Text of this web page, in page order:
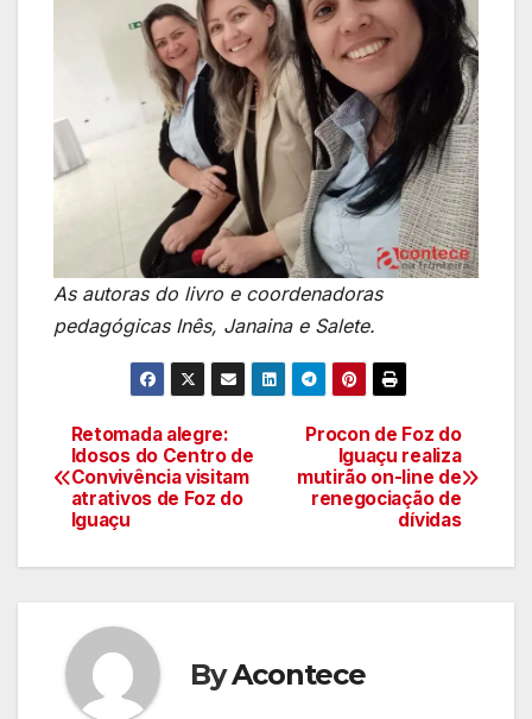
As autoras do livro e coordenadoras
pedagógicas Inês, Janaina e Salete.
Navegação
de
artigos
Procon de Foz do
Iguaçu realiza
mutirão on-line de
renegociação de
dívidas
Retomada alegre:
Idosos do Centro de
Convivência visitam
atrativos de Foz do
Iguaçu
ByAcontece